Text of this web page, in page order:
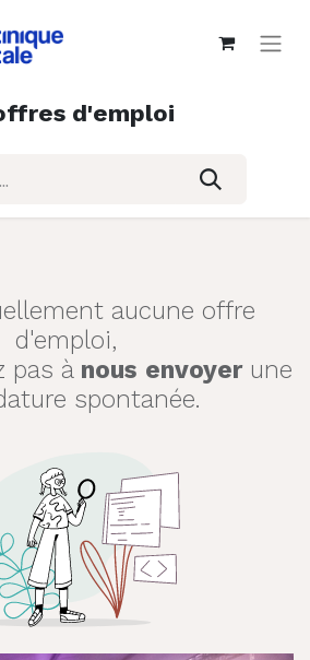
d'emploi
aucune offre
d'emploi,
pas à nous envoyerune
spontanée.